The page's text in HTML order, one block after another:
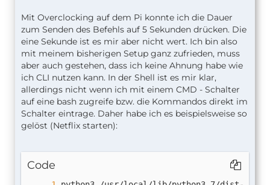
Mit Overclocking auf dem Pi konnte ich die Dauer
zum Senden des Befehls auf 5 Sekunden drücken. Die
eine Sekunde ist es mir aber nicht wert. Ich bin also
mit meinem bisherigen Setup ganz zufrieden, muss
aber auch gestehen, dass ich keine Ahnung habe wie
ich CLI nutzen kann. In der Shell ist es mir klar,
allerdings nicht wenn ich mit einem CMD - Schalter
auf eine bash zugreife bzw. die Kommandos direkt im
Schalter eintrage. Daher habe ich es beispielsweise so
gelöst (Netflix starten):
Code